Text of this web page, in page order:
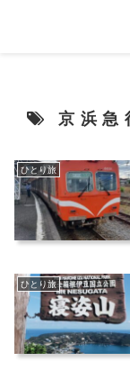
京浜急
ひとり旅
ひとり旅